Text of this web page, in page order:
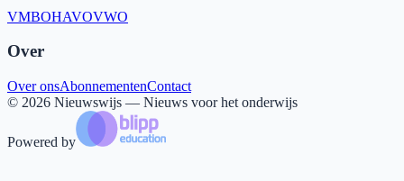
VMBOHAVOVWO
Over
Over onsAbonnementenContact
© 2026 Nieuwswijs — Nieuws voor het onderwijs
Powered by